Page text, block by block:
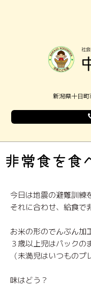
新潟県十日町
非常食を食
今日は地震の避難訓練
それに合わせ、給食で
お米の形のでんぷん加
３歳以上児はパックの
（未満児はいつもの
味はどう？